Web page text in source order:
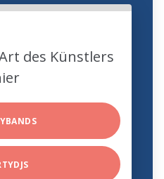
des Künstlers